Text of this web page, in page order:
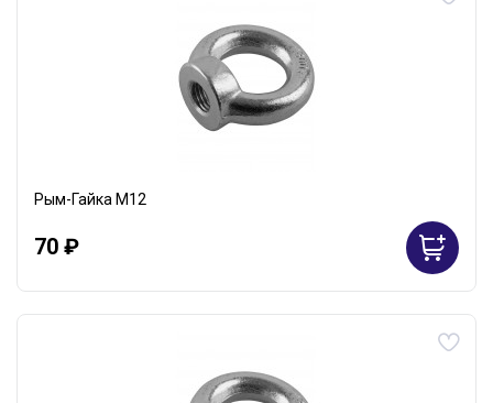
Рым-Гайка М12
70 ₽